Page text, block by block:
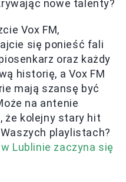
nowe talenty?
Vox FM,
się ponieść fali
oraz każdy
historię, a Vox FM
mają szansę być
na antenie
że kolejny stary hit
playlistach?
Lublinie zaczyna się